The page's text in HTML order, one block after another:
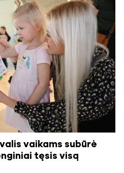
vaikams subūrė
tęsis visą